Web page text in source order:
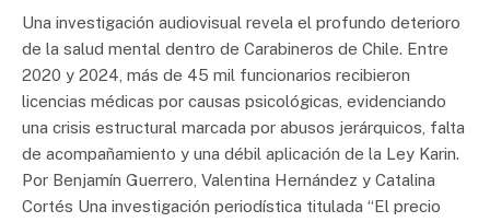
Una investigación audiovisual revela el profundo deterioro
de la salud mental dentro de Carabineros de Chile. Entre
2020 y 2024, más de 45 mil funcionarios recibieron
licencias médicas por causas psicológicas, evidenciando
una crisis estructural marcada por abusos jerárquicos, falta
de acompañamiento y una débil aplicación de la Ley Karin.
Por Benjamín Guerrero, Valentina Hernández y Catalina
Cortés Una investigación periodística titulada “El precio